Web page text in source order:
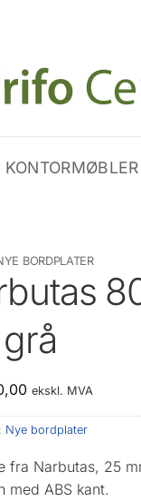
KONTORMØBLER
BORDPLATER
ekskl. MVA
Nye bordplater
fra Narbutas, 25
med ABS kant.